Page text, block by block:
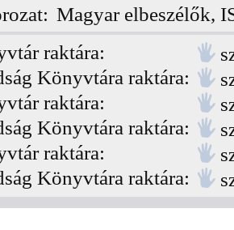
Magyar elbeszélők,
raktára:
Könyvtára raktára:
raktára:
Könyvtára raktára:
raktára:
Könyvtára raktára: